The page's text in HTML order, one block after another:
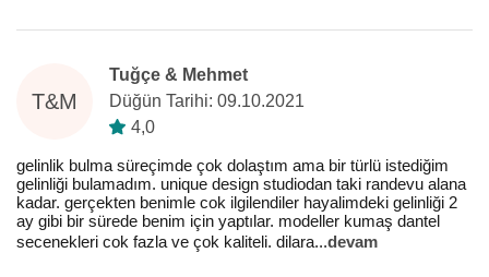
T&M
Tuğçe & Mehmet
Düğün Tarihi: 09.10.2021
4,0
gelinlik bulma süreçimde çok dolaştım ama bir türlü istediğim
gelinliği bulamadım. unique design studiodan taki randevu alana
kadar. gerçekten benimle cok ilgilendiler hayalimdeki gelinliği 2
ay gibi bir sürede benim için yaptılar. modeller kumaş dantel
secenekleri cok fazla ve çok kaliteli. dilara...devam